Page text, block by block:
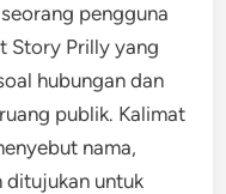
pengguna
Story Prilly yang
hubungan dan
publik. Kalimat
nama,
ditujukan untuk